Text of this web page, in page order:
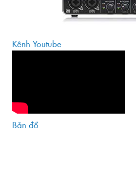
Kênh Youtube
Bản đồ